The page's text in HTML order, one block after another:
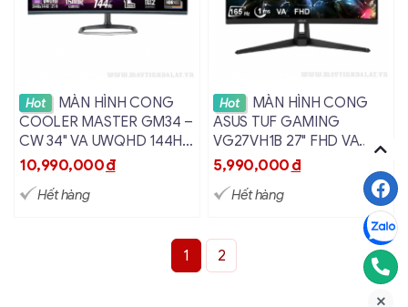
Xem chi tiết
Hot
MÀN HÌNH CONG
COOLER MASTER GM34 –
CW 34" VA UWQHD 144HZ
1MS
10,990,000đ
Hết hàng
Xem chi tiết
Hot
MÀN HÌNH CONG
ASUS TUF GAMING
VG27VH1B 27" FHD VA
165HZ 1MS
5,990,000đ
Hết hàng
1 2